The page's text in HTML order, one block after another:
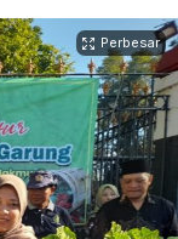
Perbesar